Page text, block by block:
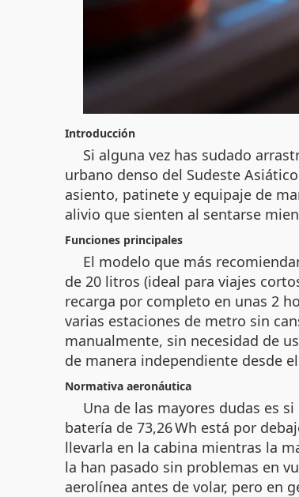
Introducción
Si alguna vez has sudado
urbano denso del Sudeste
asiento, patinete y equipaje de
alivio que sienten al sentarse
Funciones principales
El modelo que más
de 20 litros (ideal para viajes
recarga por completo en unas 2
varias estaciones de metro sin
manualmente, sin necesidad de
de manera independiente desde
Normativa aeronáutica
Una de las mayores dudas es
batería de 73,26 Wh está por
llevarla en la cabina mientras la
la han pasado sin problemas en
aerolínea antes de volar, pero en